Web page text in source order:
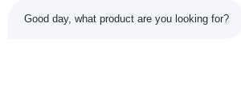
ゴム製混合製造所機械
Good day, what product are you looking for?